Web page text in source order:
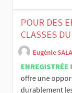
POUR DES
CLASSES
Eugénie
ENREGISTRÉE
offre une
durablement